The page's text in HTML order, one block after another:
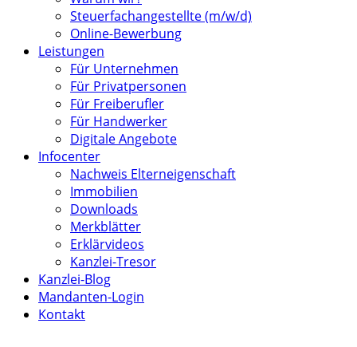
Steuerfachangestellte (m/w/d)
Online-Bewerbung
Leistungen
Für Unternehmen
Für Privatpersonen
Für Freiberufler
Für Handwerker
Digitale Angebote
Infocenter
Nachweis Elterneigenschaft
Immobilien
Downloads
Merkblätter
Erklärvideos
Kanzlei-Tresor
Kanzlei-Blog
Mandanten-Login
Kontakt